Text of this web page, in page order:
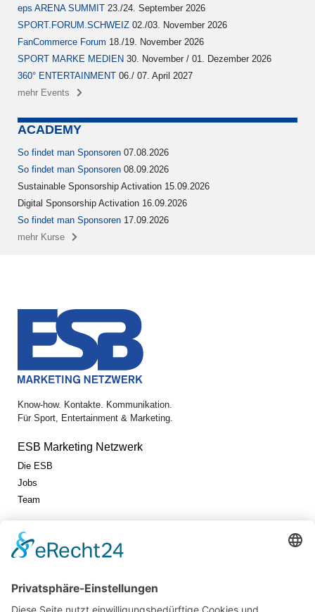
eps ARENA SUMMIT 23./24. September 2026
SPORT.FORUM.SCHWEIZ 02./03. November 2026
FanCommerce Forum 18./19. November 2026
SPORT MARKE MEDIEN 30. November / 01. Dezember 2026
360° ENTERTAINMENT 06./ 07. April 2027
mehr Events
ACADEMY
So findet man Sponsoren 07.08.2026
So findet man Sponsoren 08.09.2026
Sustainable Sponsorship Activation 15.09.2026
Digital Sponsorship Activation 16.09.2026
So findet man Sponsoren 17.09.2026
mehr Kurse
Know-how. Kontakte. Kommunikation.
Für Sport, Entertainment & Marketing.
ESB Marketing Netzwerk
Die ESB
Jobs
Team
Jetzt vernetzen!
Die ESB auf LinkedIn
Newsletter abonnieren